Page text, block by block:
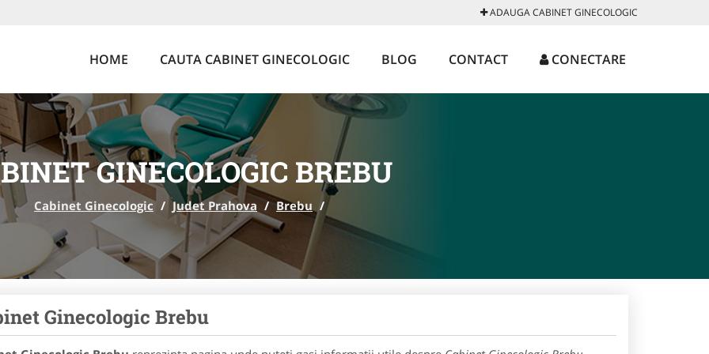
ADAUGA CABINET GINECOLOGIC
HOME CAUTA CABINET GINECOLOGIC BLOG CONTACT CONECTARE
GINECOLOGIC BREBU
Cabinet Ginecologic / Judet Prahova / Brebu /
Ginecologic Brebu